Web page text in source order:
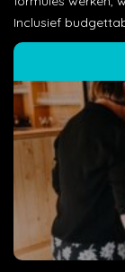
Inclusief